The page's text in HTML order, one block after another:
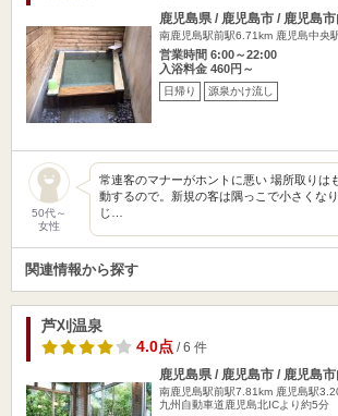
鹿児島県 / 鹿児島市 / 鹿児島
南鹿児島駅前駅6.71km 鹿児島中央
営業時間 6:00～22:00
入浴料金 460円～
日帰り 源泉かけ流し
50代～
女性
常連客のマナーがホントに悪い 場所取りは
動するので。新規の客は隅っこで小さくな
じ…
関連情報から探す
芦刈温泉
4.0点/ 6 件
鹿児島県 / 鹿児島市 / 鹿児島
南鹿児島駅前駅7.81km 鹿児島駅
九州自動車道鹿児島北ICより約5分